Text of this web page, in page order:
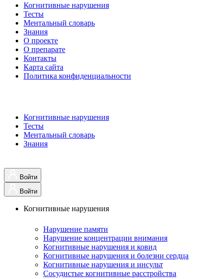
Когнитивные нарушения
Тесты
Ментальный словарь
Знания
О проекте
О препарате
Контакты
Карта сайта
Политика конфиденциальности
Когнитивные нарушения
Тесты
Ментальный словарь
Знания
Войти
Войти
Когнитивные нарушения
Нарушение памяти
Нарушение концентрации внимания
Когнитивные нарушения и ковид
Когнитивные нарушения и болезни сердца
Когнитивные нарушения и инсульт
Сосудистые когнитивные расстройства